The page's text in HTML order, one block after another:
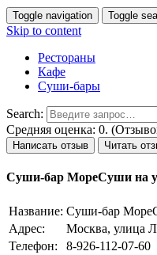
Toggle navigation Toggle
Skip to content
Рестораны
Кафе
Суши-бары
Search:
Средняя оценка: 0.
Написать отзыв Читать
Суши-бар МореСуши на
Название: Суши-бар
Адрес:
Москва, улица
Телефон:
8-926-112-07-60